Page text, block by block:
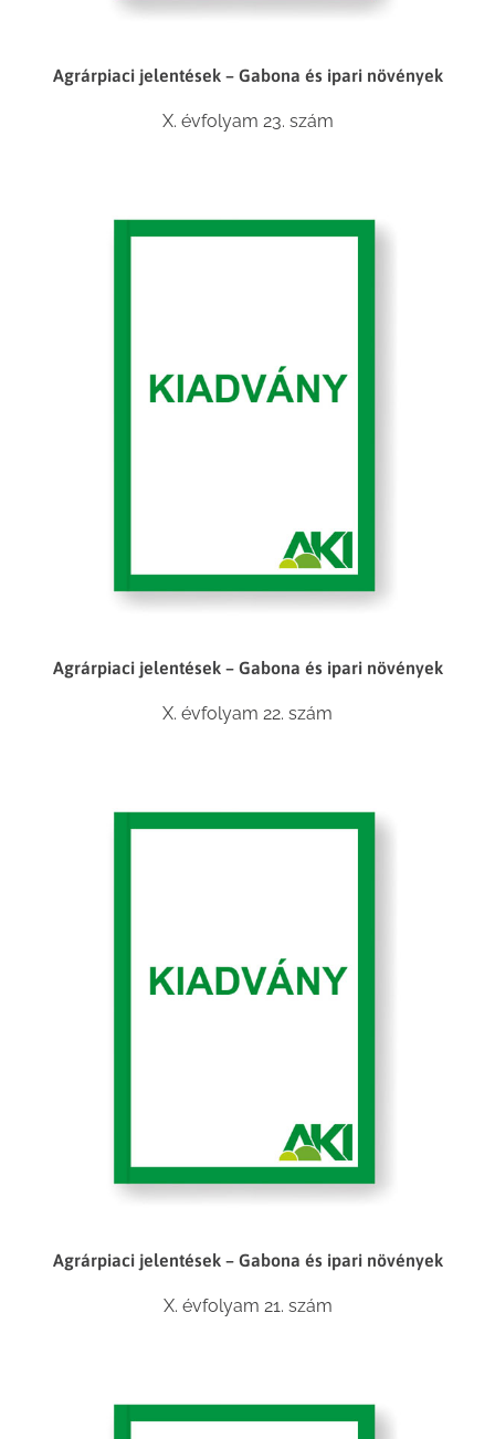
Agrárpiaci jelentések – Gabona és ipari növények
X. évfolyam 23. szám
Agrárpiaci jelentések – Gabona és ipari növények
X. évfolyam 22. szám
Agrárpiaci jelentések – Gabona és ipari növények
X. évfolyam 21. szám